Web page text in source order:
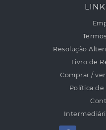
Resolução
Livro de
Comprar /
Política